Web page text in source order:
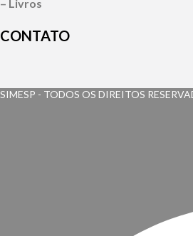
– Livros
CONTATO
SIMESP - TODOS OS DIREITOS